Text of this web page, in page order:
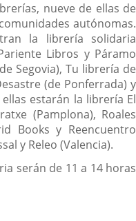
nueve de ellas de
autónomas.
la librería solidaria
Libros y Páramo
Segovia), Tu librería de
(de Ponferrada) y
estarán la librería El
(Pamplona), Roales
Books y Reencuentro
y Releo (Valencia).
serán de 11 a 14 horas